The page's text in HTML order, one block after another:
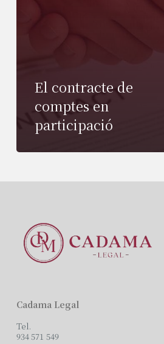
El contracte de
comptes en
participació
Cadama Legal
Tel.
934 571 549